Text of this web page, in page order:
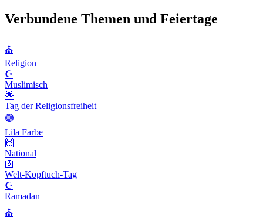
Verbundene Themen und Feiertage
⛪️
Religion
☪️
Muslimisch
🌟
Tag der Religionsfreiheit
🟣
Lila Farbe
🙌
National
🛐
Welt-Kopftuch-Tag
☪️
Ramadan
⛪️